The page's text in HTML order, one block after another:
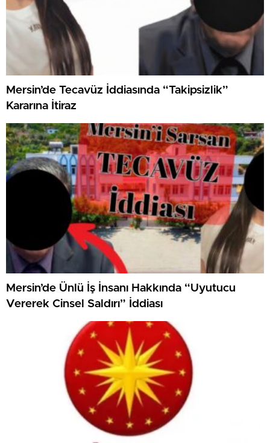
Mersin’de Tecavüz İddiasında “Takipsizlik”
Kararına İtiraz
Mersin’de Ünlü İş İnsanı Hakkında “Uyutucu
Vererek Cinsel Saldırı” İddiası